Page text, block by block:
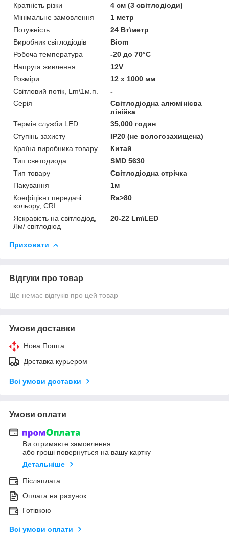
Кратність різки
4 см (3 світлодіоди)
Мінімальне замовлення
1 метр
Потужність:
24 Вт\метр
Виробник світлодіодів
Biom
Робоча температура
-20 до 70°С
Напруга живлення:
12V
Розміри
12 х 1000 мм
Світловий потік, Lm\1м.п.
-
Серія
Світлодіодна алюмінієва
лінійка
Термін служби LED
35,000 годин
Ступінь захисту
IP20 (не вологозахищена)
Країна виробника товару
Китай
Тип светодиода
SMD 5630
Тип товару
Світлодіодна стрічка
Пакування
1м
Коефіцієнт передачі
кольору, CRI
Ra>80
Яскравість на світлодіод,
Лм/ світлодіод
20-22 Lm\LED
Приховати
Відгуки про товар
Ще немає відгуків про цей товар
Умови доставки
Нова Пошта
Доставка курьером
Всі умови доставки
Умови оплати
Ви отримаєте замовлення
або гроші повернуться на вашу картку
Детальніше
Післяплата
Оплата на рахунок
Готівкою
Всі умови оплати